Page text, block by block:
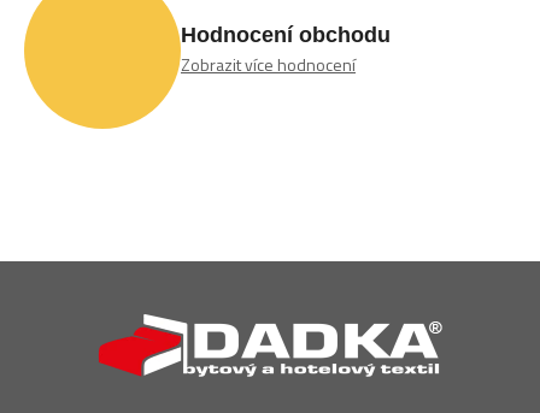
Hodnocení obchodu
Zobrazit více hodnocení